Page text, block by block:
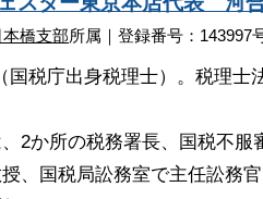
橋支部所属｜登録番号：143997
国税庁出身税理士）。税理士
2か所の税務署長、国税不服
、国税局訟務室で主任訟務